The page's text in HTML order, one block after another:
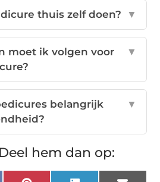
thuis zelf doen? ▼
moet ik volgen voor
▼
belangrijk
▼
hem dan op: